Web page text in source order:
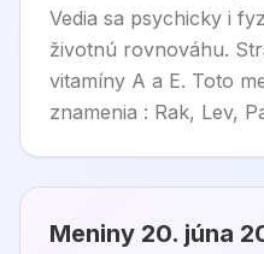
Vedia sa psychicky i
životnú rovnováhu.
vitamíny A a E. Toto
znamenia : Rak, Lev,
Meniny 20. júna